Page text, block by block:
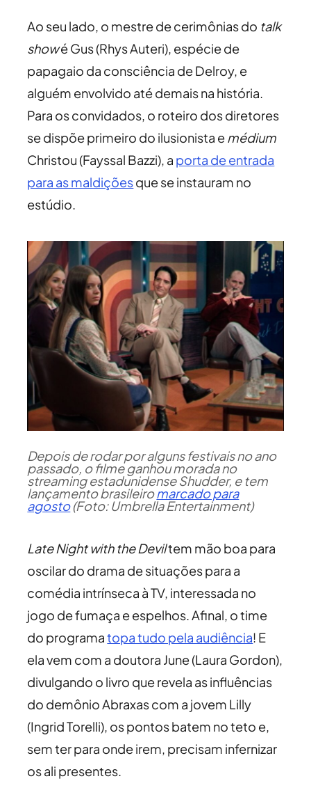
Ao seu lado, o mestre de cerimônias do talk
showé Gus (Rhys Auteri), espécie de
papagaio da consciência de Delroy, e
alguém envolvido até demais na história.
Para os convidados, o roteiro dos diretores
se dispõe primeiro do ilusionista emédium
Christou (Fayssal Bazzi), a porta de entrada
para as maldiçõesque se instauram no
estúdio.
Depois de rodar por alguns festivais no ano
passado, o filme ganhou morada no
streaming estadunidense Shudder, e tem
lançamento brasileiromarcado para
agosto(Foto: Umbrella Entertainment)
Late Night with the Deviltem mão boa para
oscilar do drama de situações para a
comédia intrínseca à TV, interessada no
jogo de fumaça e espelhos. Afinal, o time
do programatopa tudo pela audiência! E
ela vem com a doutora June (Laura Gordon),
divulgando o livro que revela as influências
do demônio Abraxas com a jovem Lilly
(Ingrid Torelli), os pontos batem no teto e,
sem ter para onde irem, precisam infernizar
os ali presentes.